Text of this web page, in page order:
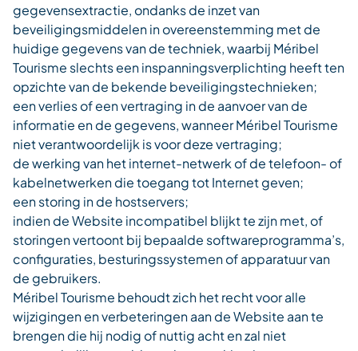
gegevensextractie, ondanks de inzet van
beveiligingsmiddelen in overeenstemming met de
huidige gegevens van de techniek, waarbij Méribel
Tourisme slechts een inspanningsverplichting heeft ten
opzichte van de bekende beveiligingstechnieken;
een verlies of een vertraging in de aanvoer van de
informatie en de gegevens, wanneer Méribel Tourisme
niet verantwoordelijk is voor deze vertraging;
de werking van het internet-netwerk of de telefoon- of
kabelnetwerken die toegang tot Internet geven;
een storing in de hostservers;
indien de Website incompatibel blijkt te zijn met, of
storingen vertoont bij bepaalde softwareprogramma’s,
configuraties, besturingssystemen of apparatuur van
de gebruikers.
Méribel Tourisme behoudt zich het recht voor alle
wijzigingen en verbeteringen aan de Website aan te
brengen die hij nodig of nuttig acht en zal niet